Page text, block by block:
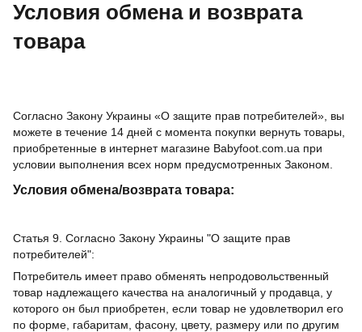
Условия обмена и возврата
товара
Согласно Закону Украины «О защите прав потребителей», вы
можете в течение 14 дней с момента покупки вернуть товары,
приобретенные в интернет магазине Babyfoot.com.ua при
условии выполнения всех норм предусмотренных Законом.
Условия обмена/возврата товара:
Статья 9. Согласно Закону Украины "О защите прав
потребителей":
Потребитель имеет право обменять непродовольственный
товар надлежащего качества на аналогичный у продавца, у
которого он был приобретен, если товар не удовлетворил его
по форме, габаритам, фасону, цвету, размеру или по другим